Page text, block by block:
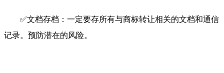
✅文档存档：一定要存所有与商标转让相关的文档和通信
记录。预防潜在的风险。